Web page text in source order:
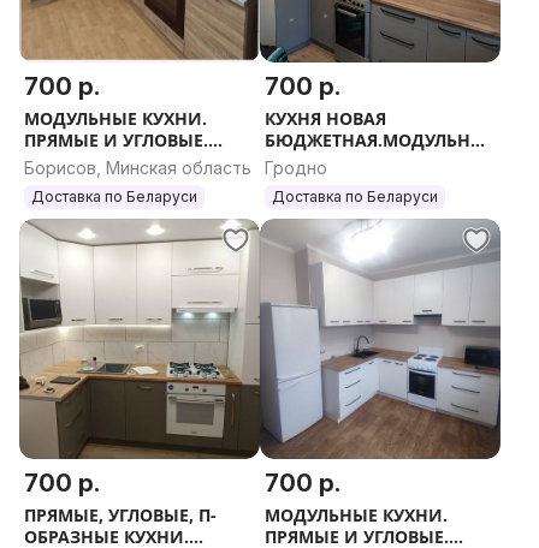
700 р.
МОДУЛЬНЫЕ КУХНИ.
ПРЯМЫЕ И УГЛОВЫЕ.
ЛЮБОЙ РАЗМЕР.
Борисов, Минская область
Доставка по Беларуси
700 р.
КУХНЯ НОВАЯ
БЮДЖЕТНАЯ.МОДУЛЬНЫЕ
КУХНИ. ПРЯМЫЕ И
УГЛОВЫЕ. ЛЮБОЙ
РАЗМЕР.
Гродно
Доставка по Беларуси
700 р.
ПРЯМЫЕ, УГЛОВЫЕ, П-
ОБРАЗНЫЕ КУХНИ.
700 р.
МОДУЛЬНЫЕ КУХНИ.
ПРЯМЫЕ И УГЛОВЫЕ.